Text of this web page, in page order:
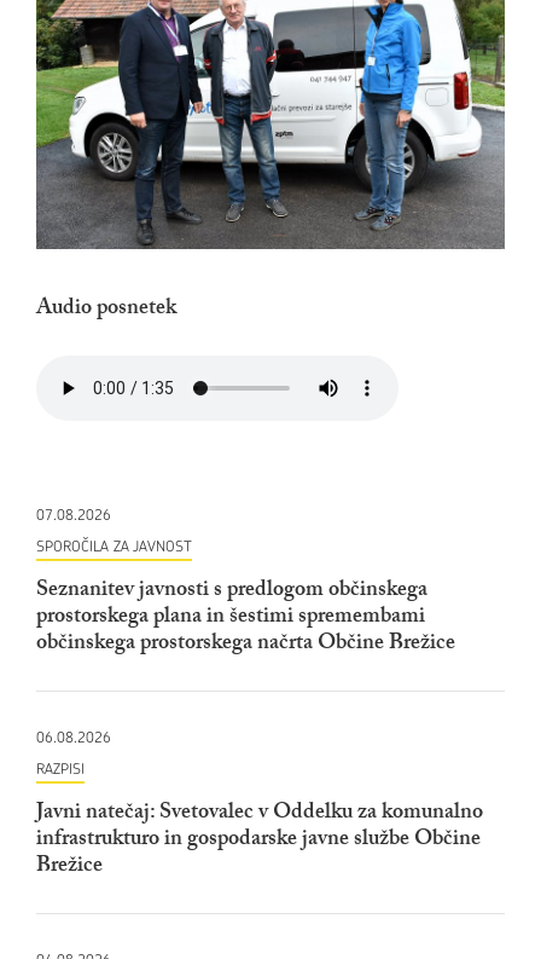
Audio posnetek
07.08.2026
SPOROČILA ZA JAVNOST
Seznanitev javnosti s predlogom občinskega
prostorskega plana in šestimi spremembami
občinskega prostorskega načrta Občine Brežice
06.08.2026
RAZPISI
Javni natečaj: Svetovalec v Oddelku za komunalno
infrastrukturo in gospodarske javne službe Občine
Brežice